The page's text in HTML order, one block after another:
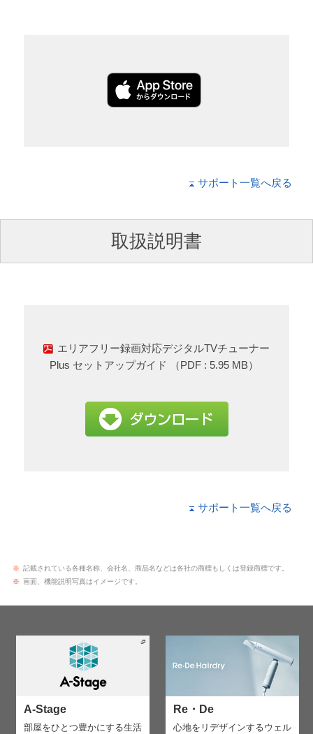
サポート一覧へ戻る
取扱説明書
エリアフリー録画対応デジタルTVチューナー
Plus セットアップガイド （PDF : 5.95 MB）
サポート一覧へ戻る
※ 記載されている各種名称、会社名、商品名などは各社の商標もしくは登録商標です。
※ 画面、機能説明写真はイメージです。
A-Stage
部屋をひとつ豊かにする生活
Re・De
心地をリデザインするウェル